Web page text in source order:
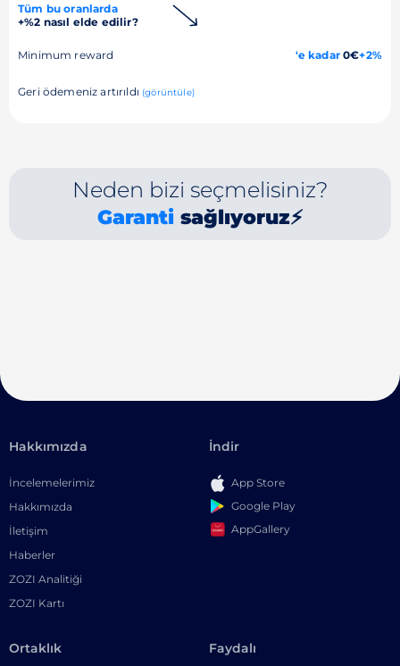
Tüm bu oranlarda
+%2 nasıl elde edilir?
Minimum reward 'e kadar0€+2%
Geri ödemeniz artırıldı (görüntüle)
Neden bizi seçmelisiniz?
Garanti sağlıyoruz⚡
Hakkımızda
İncelemelerimiz
Hakkımızda
İletişim
Haberler
ZOZI Analitiği
ZOZI Kartı
İndir
App Store
Google Play
AppGallery
Ortaklık Faydalı